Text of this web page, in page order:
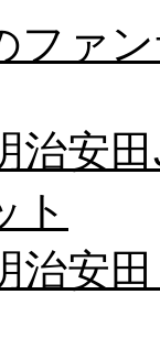
ファ
治安
ト
治安